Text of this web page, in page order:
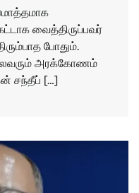
வைத்திருப்பவர்
போதும்.
அரக்கோணம்
சந்தீப் […]